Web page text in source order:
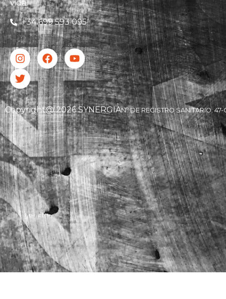
vida.
+34 699 593 095
Copyright@ 2026 SYNERGIANº DE REGISTRO SANITARIO: 47-